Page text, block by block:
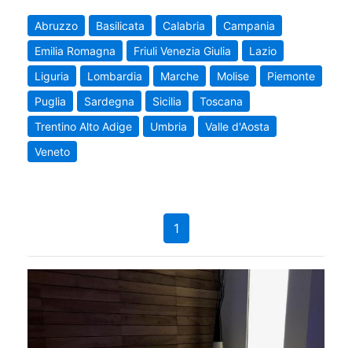
Abruzzo Basilicata Calabria
Campania
Emilia Romagna
Friuli Venezia Giulia
Lazio
Liguria
Lombardia Marche Molise
Piemonte
Puglia
Sardegna Sicilia
Toscana
Trentino Alto Adige
Umbria
Valle d'Aosta
Veneto
1